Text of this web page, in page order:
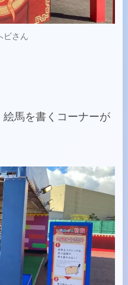
ビさん
馬を書くコーナーが